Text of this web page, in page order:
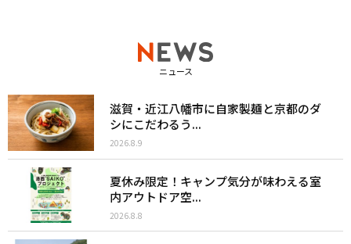
ニュース
滋賀・近江八幡市に自家製麺と京都のダ
シにこだわるう...
2026.8.9
夏休み限定！キャンプ気分が味わえる室
内アウトドア空...
2026.8.8